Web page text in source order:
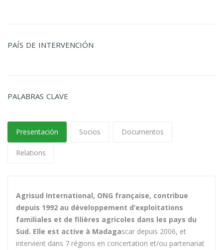
PAÍS DE INTERVENCIÓN
PALABRAS CLAVE
Presentación Socios Documentos
Relations
Agrisud International, ONG française, contribue
depuis 1992 au développement d’exploitations
familiales et de filières agricoles dans les pays du
Sud. Elle est active à Madagascar depuis 2006, et
intervient dans 7 régions en concertation et/ou partenariat